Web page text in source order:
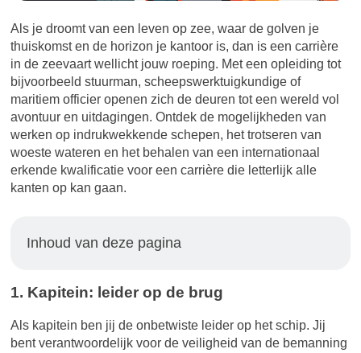
Als je droomt van een leven op zee, waar de golven je
thuiskomst en de horizon je kantoor is, dan is een carrière
in de zeevaart wellicht jouw roeping. Met een opleiding tot
bijvoorbeeld stuurman, scheepswerktuigkundige of
maritiem officier openen zich de deuren tot een wereld vol
avontuur en uitdagingen. Ontdek de mogelijkheden van
werken op indrukwekkende schepen, het trotseren van
woeste wateren en het behalen van een internationaal
erkende kwalificatie voor een carrière die letterlijk alle
kanten op kan gaan.
Inhoud van deze pagina
1. Kapitein: leider op de brug
Als kapitein ben jij de onbetwiste leider op het schip. Jij
bent verantwoordelijk voor de veiligheid van de bemanning